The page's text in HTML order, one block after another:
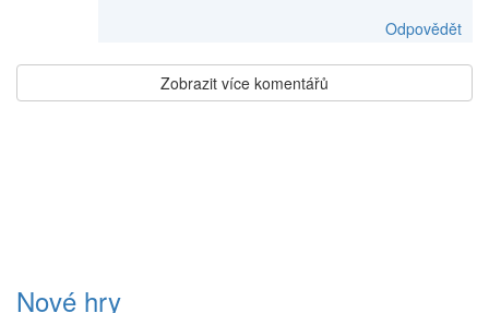
Odpovědět
Zobrazit více komentářů
Nové hry